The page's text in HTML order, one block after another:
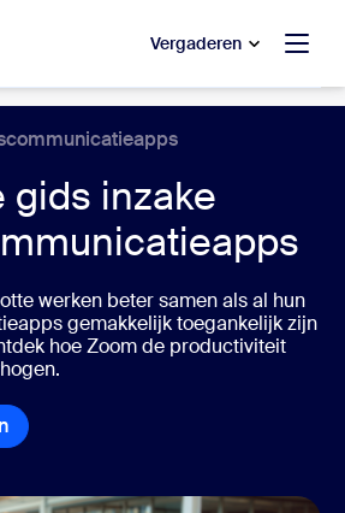
Vergaderen
gids inzake
werken beter samen als al hun
gemakkelijk toegankelijk zijn
hoe Zoom de productiviteit
Gratis aanmelden